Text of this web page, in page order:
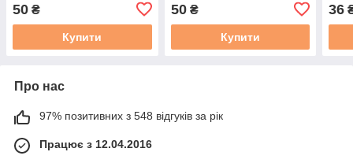
50 ₴
Купити
50₴
Купити
36
Про нас
97% позитивних з 548 відгуків за рік
Працює з 12.04.2016